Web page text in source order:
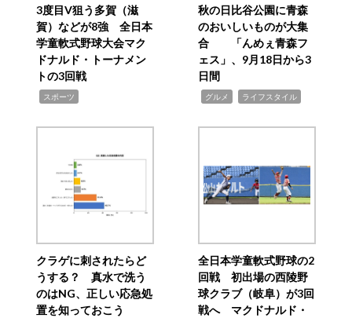
3度目V狙う多賀（滋
賀）などが8強 全日本
学童軟式野球大会マク
ドナルド・トーナメン
トの3回戦
スポーツ
秋の日比谷公園に青森
のおいしいものが大集
合 「んめぇ青森フ
ェス」、9月18日から3
日間
グルメ ライフスタイル
クラゲに刺されたらど
うする？ 真水で洗う
のはNG、正しい応急処
置を知っておこう
全日本学童軟式野球の2
回戦 初出場の西陵野
球クラブ（岐阜）が3回
戦へ マクドナルド・